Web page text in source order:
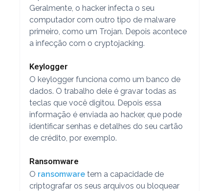
Geralmente, o hacker infecta o seu
computador com outro tipo de malware
primeiro, como um Trojan. Depois acontece
a infecção com o cryptojacking.
Keylogger
O keylogger funciona como um banco de
dados. O trabalho dele é gravar todas as
teclas que você digitou. Depois essa
informação é enviada ao hacker, que pode
identificar senhas e detalhes do seu cartão
de crédito, por exemplo.
Ransomware
O ransomwaretem a capacidade de
criptografar os seus arquivos ou bloquear